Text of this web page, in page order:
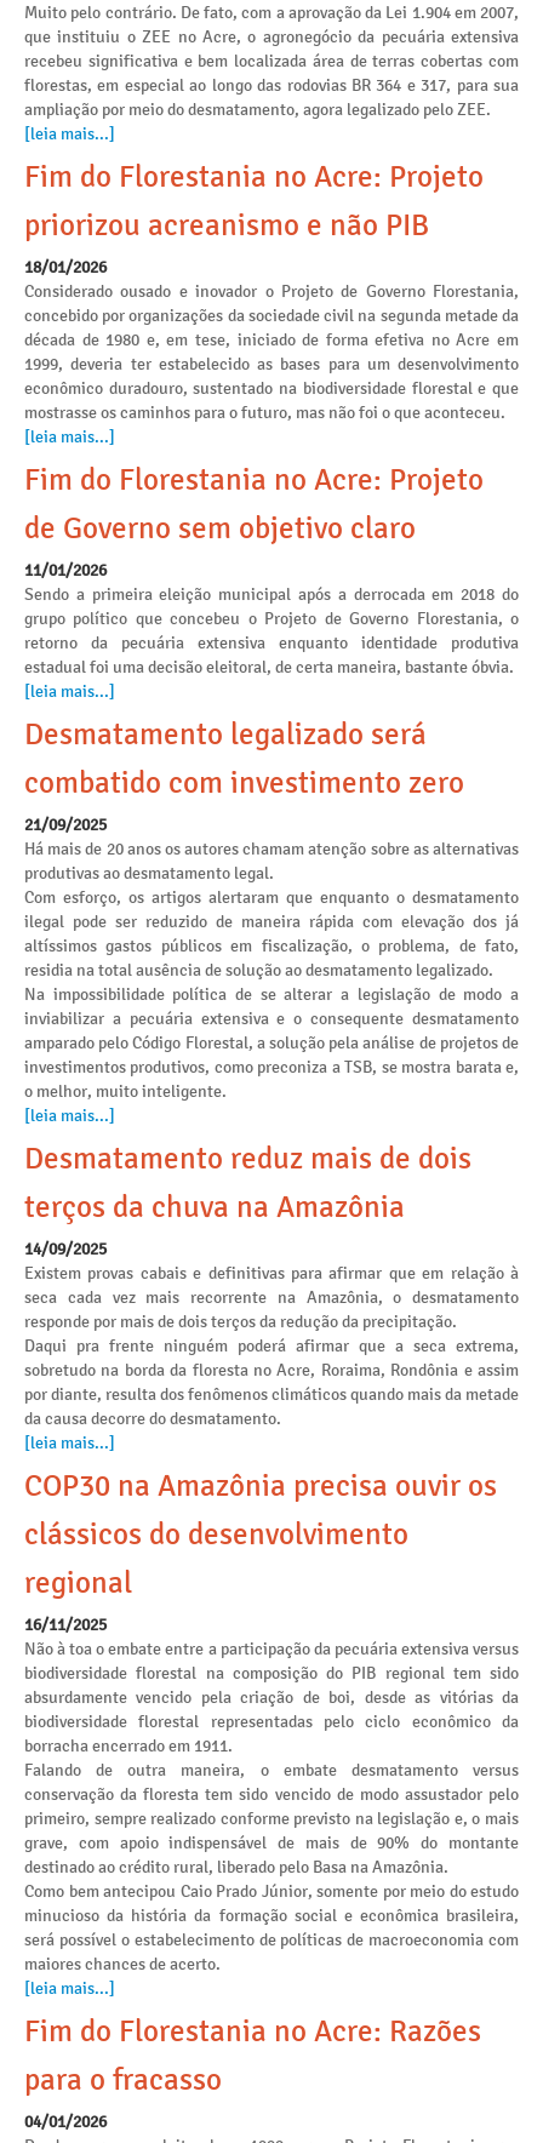
Muito pelo contrário. De fato, com a aprovação da Lei 1.904 em 2007,
que instituiu o ZEE no Acre, o agronegócio da pecuária extensiva
recebeu significativa e bem localizada área de terras cobertas com
florestas, em especial ao longo das rodovias BR 364 e 317, para sua
ampliação por meio do desmatamento, agora legalizado pelo ZEE.
[leia mais...]
Fim do Florestania no Acre: Projeto
priorizou acreanismo e não PIB
18/01/2026
Considerado ousado e inovador o Projeto de Governo Florestania,
concebido por organizações da sociedade civil na segunda metade da
década de 1980 e, em tese, iniciado de forma efetiva no Acre em
1999, deveria ter estabelecido as bases para um desenvolvimento
econômico duradouro, sustentado na biodiversidade florestal e que
mostrasse os caminhos para o futuro, mas não foi o que aconteceu.
[leia mais...]
Fim do Florestania no Acre: Projeto
de Governo sem objetivo claro
11/01/2026
Sendo a primeira eleição municipal após a derrocada em 2018 do
grupo político que concebeu o Projeto de Governo Florestania, o
retorno da pecuária extensiva enquanto identidade produtiva
estadual foi uma decisão eleitoral, de certa maneira, bastante óbvia.
[leia mais...]
Desmatamento legalizado será
combatido com investimento zero
21/09/2025
Há mais de 20 anos os autores chamam atenção sobre as alternativas
produtivas ao desmatamento legal.
Com esforço, os artigos alertaram que enquanto o desmatamento
ilegal pode ser reduzido de maneira rápida com elevação dos já
altíssimos gastos públicos em fiscalização, o problema, de fato,
residia na total ausência de solução ao desmatamento legalizado.
Na impossibilidade política de se alterar a legislação de modo a
inviabilizar a pecuária extensiva e o consequente desmatamento
amparado pelo Código Florestal, a solução pela análise de projetos de
investimentos produtivos, como preconiza a TSB, se mostra barata e,
o melhor, muito inteligente.
[leia mais...]
Desmatamento reduz mais de dois
terços da chuva na Amazônia
14/09/2025
Existem provas cabais e definitivas para afirmar que em relação à
seca cada vez mais recorrente na Amazônia, o desmatamento
responde por mais de dois terços da redução da precipitação.
Daqui pra frente ninguém poderá afirmar que a seca extrema,
sobretudo na borda da floresta no Acre, Roraima, Rondônia e assim
por diante, resulta dos fenômenos climáticos quando mais da metade
da causa decorre do desmatamento.
[leia mais...]
COP30 na Amazônia precisa ouvir os
clássicos do desenvolvimento
regional
16/11/2025
Não à toa o embate entre a participação da pecuária extensiva versus
biodiversidade florestal na composição do PIB regional tem sido
absurdamente vencido pela criação de boi, desde as vitórias da
biodiversidade florestal representadas pelo ciclo econômico da
borracha encerrado em 1911.
Falando de outra maneira, o embate desmatamento versus
conservação da floresta tem sido vencido de modo assustador pelo
primeiro, sempre realizado conforme previsto na legislação e, o mais
grave, com apoio indispensável de mais de 90% do montante
destinado ao crédito rural, liberado pelo Basa na Amazônia.
Como bem antecipou Caio Prado Júnior, somente por meio do estudo
minucioso da história da formação social e econômica brasileira,
será possível o estabelecimento de políticas de macroeconomia com
maiores chances de acerto.
[leia mais...]
Fim do Florestania no Acre: Razões
para o fracasso
04/01/2026